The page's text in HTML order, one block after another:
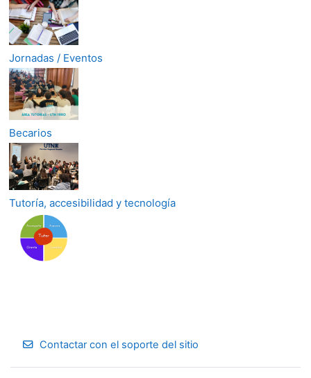
Jornadas / Eventos
Becarios
Tutoría, accesibilidad y tecnología
Contactar con el soporte del sitio